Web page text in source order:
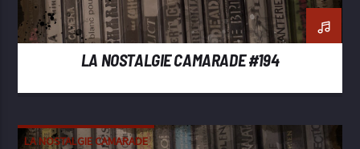
LA NOSTALGIE CAMARADE #194
LA NOSTALGIE CAMARADE